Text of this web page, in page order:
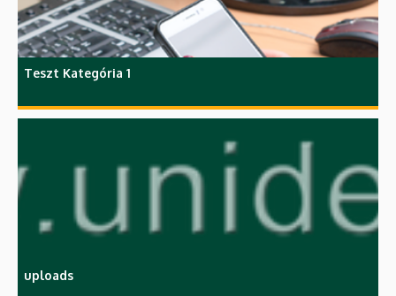
Teszt Kategória 1
uploads